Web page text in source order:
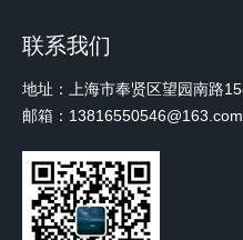
联系我们
邮箱：13816550546@163.com